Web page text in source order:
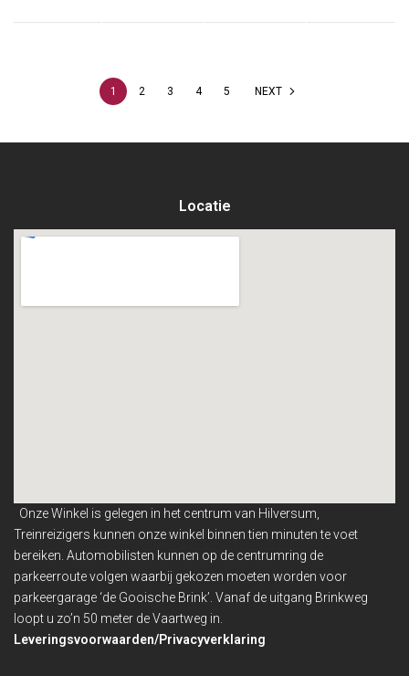
1 2 3 4 5 NEXT
Locatie
Onze Winkel is gelegen in het centrum van Hilversum,
Treinreizigers kunnen onze winkel binnentien minuten te voet
bereiken. Automobilisten kunnen op de centrumring de
parkeerroute volgen waarbij gekozen moeten worden voor
parkeergarage ‘de Gooische Brink’. Vanaf de uitgang Brinkweg
loopt u zo’n 50 meter de Vaartweg in.
Leveringsvoorwaarden/Privacyverklaring